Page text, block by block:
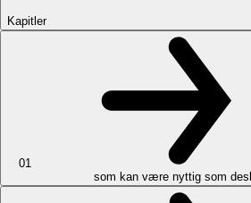
Kapitler
01
som kan være nyttig som